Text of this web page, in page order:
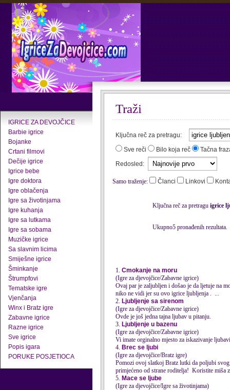
IGRICE ZA DEVOJČICE
Barbie igrice
Bojanke
Crtani filmovi
Dečije igrice
Igrice bebe
Igre doktora
Igre oblačenja
Igre sa životinjama
Igre kuhanja
Igre sa lutkama
Igre sa sobama
Muzičke igrice
Sa slavnim licima
Smiješne igrice
Šminkanje
Štrumpfovi
Tematske igre
Vjenčanja
Winx i Bratz igre
Zabavne igrice
Razne igrice
Sve igrice
Popis igara
PORUKE POSJETIOCA
Traži
Ključna reč za pretragu:
Sve reči
Bilo koja reč
Tačna
Redosled:
Samo traženje: Članci Linkovi
Ključna reč za pretragu igrice
Ukupno5 pronađenih rezultata.
1. Cmokanje na moru
(Igre za djevojčice/Zabavne igrice)
Ovaj par je zaljubljen i došao je da ljetuje na
niko ne vidi jer su ovo igrice ljubljenja . ...
2. Ljubljenje sa sirenom
(Igre za djevojčice/Zabavne igrice)
Ovde je još jedna tajna ljubav u pitanju.
3. Ljubljenje u bazenu
(Igre za djevojčice/Zabavne igrice)
Vi imate orginalno mjesto za iskazivanje
4. Brec se ljubi
(Igre za djevojčice/Bratz igre)
Pomozi ovoj slatkoj Bratz lutki da poljubi
primjećeno od strane roditelja! Koristite miša
5. Mace se ljube
(Igre za djevojčice/Igre sa životinjama)